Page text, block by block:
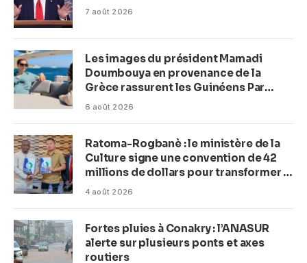
7 août 2026
Les images du président Mamadi
Doumbouya en provenance de la
Grèce rassurent les Guinéens Par
(Macka Baldé)
6 août 2026
Ratoma-Rogbanè : le ministère de la
Culture signe une convention de 42
millions de dollars pour transformer la
plage en complexe balnéaire
4 août 2026
Fortes pluies à Conakry : l’ANASUR
alerte sur plusieurs ponts et axes
routiers